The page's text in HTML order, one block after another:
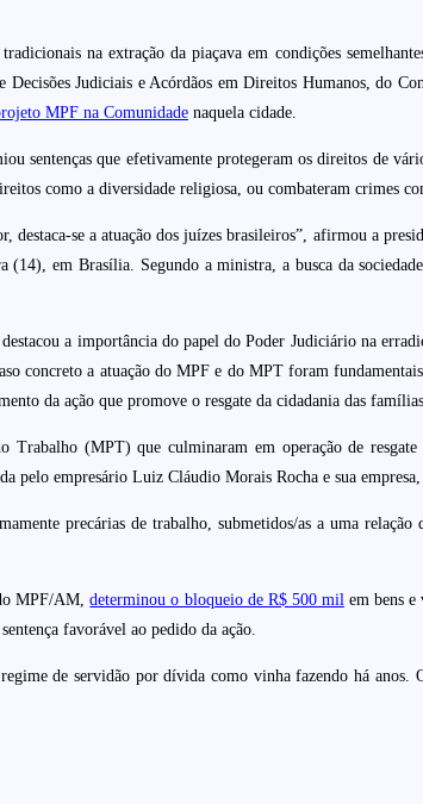
na extração da piaçava em condições
Judiciais e Acórdãos em Direitos Humanos, do
MPF na Comunidade naquela cidade.
que efetivamente protegeram os direitos de
como a diversidade religiosa, ou combateram crimes
se a atuação dos juízes brasileiros”, afirmou a
em Brasília. Segundo a ministra, a busca da
a importância do papel do Poder Judiciário na
concreto a atuação do MPF e do MPT foram
da ação que promove o resgate da cidadania das
(MPT) que culminaram em operação de
pelo empresário Luiz Cláudio Morais Rocha e sua
precárias de trabalho, submetidos/as a uma
MPF/AM,determinou o bloqueio de R$ 500 mil em bens e
favorável ao pedido da ação.
de servidão por dívida como vinha fazendo há anos.